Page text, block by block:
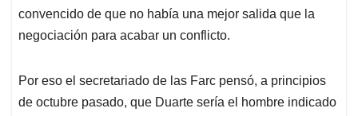
convencido de que no había una mejor salida que la
negociación para acabar un conflicto.
Por eso el secretariado de las Farc pensó, a principios
de octubre pasado, que Duarte sería el hombre indicado